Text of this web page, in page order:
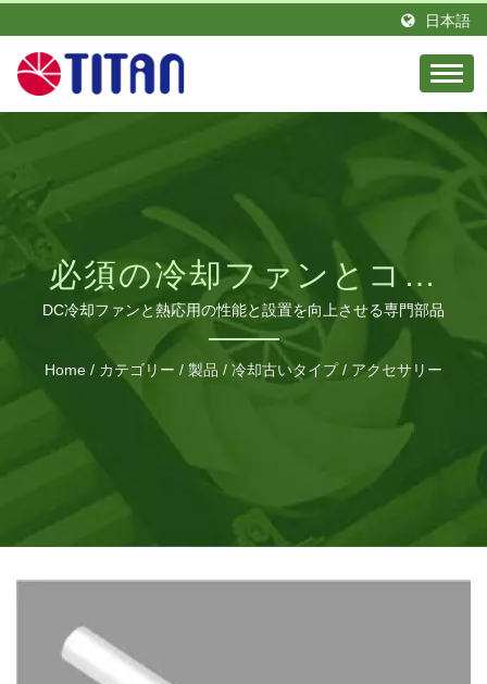
日本語
必須の冷却ファンとコン
ピュータクーラーアクセ
サリー
DC冷却ファンと熱応用の性能と設置を向上させる専門部品
Home / カテゴリー / 製品 / 冷却古いタイプ / アクセサリー